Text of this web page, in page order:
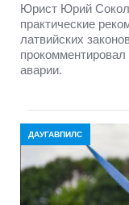
Юрист Юрий
практические
латвийских
аварии.
ДАУГАВПИЛС